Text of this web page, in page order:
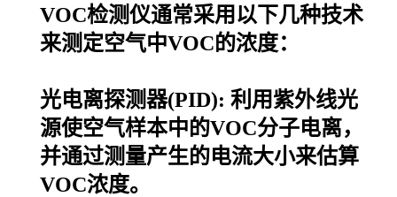
VOC检测仪通常采用以下几种技术
来测定空气中VOC的浓度：
光电离探测器(PID): 利用紫外线光
源使空气样本中的VOC分子电离，
并通过测量产生的电流大小来估算
VOC浓度。